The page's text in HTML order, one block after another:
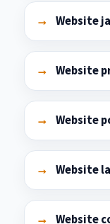
Website
Website
Website
Website
Website